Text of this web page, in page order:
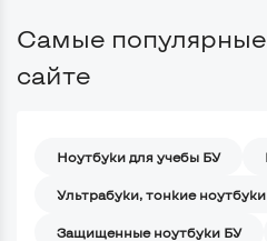
Самые
сайте
Ноутбуки для учебы БУ
Ультрабуки, тонкие
Защищенные ноутбуки БУ